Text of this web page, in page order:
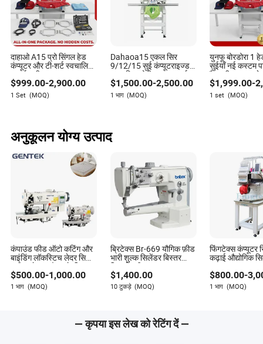
दाहाओ A15 प्रो सिंगल हेड
कंप्यूटर और टी-शर्ट स्वचालित
कढ़ाई मशीन
$999.00-2,900.00
1 Set (MOQ)
Dahaoa15 एकल सिर
9/12/15 सुई कंप्यूटराइज्ड
स्वचालित टोपी वस्त्र कढ़ाई
सिलाई मशीन
$1,500.00-2,500.00
1 भाग (MOQ)
युनफू बोरडोरा 1
सुईयाँ नई कस्टम
फैक्ट्री व्यवसाय के
कंप्यूटर कढ़ाई
$1,999.00-
1 set (MOQ)
अनुकूलन योग्य उत्पाद
कंपाउंड फीड ऑटो कटिंग और
बाइंडिंग लॉकस्टिच लेदर सिलाई
मशीन गद्दे, कारमैट्स के लिए
$500.00-1,000.00
1 भाग (MOQ)
ब्रिटेक्स Br-669 यौगिक फ़ीड
भारी शुल्क सिलेंडर बिस्तर
सिलाई मशीन उच्च गुणवत्ता
$1,400.00
10 टुकड़े (MOQ)
फिंगटेक्स कंप्यूटर
कढ़ाई औद्योगिक
$800.00-
1 भाग (MOQ)
— कृपया इस लेख को रेटिंग दें —